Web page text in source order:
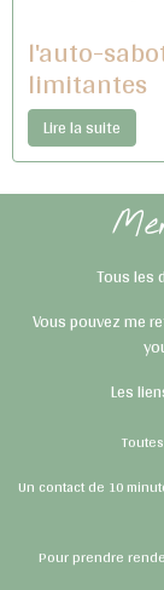
l'auto-
limitantes
Lire la suite
Tous les
Vous pouvez me
Les
Un contact de 10
Pour prendre